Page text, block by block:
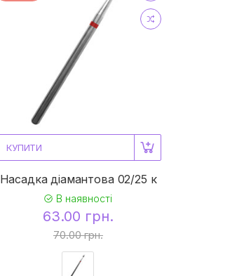
КУПИТИ
Насадка діамантова 02/25 к
В наявності
63.00 грн.
70.00 грн.